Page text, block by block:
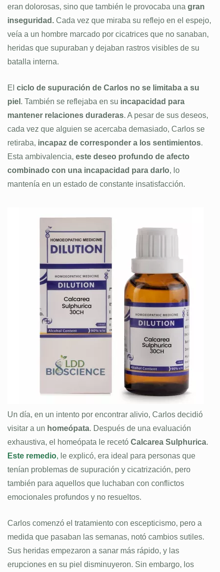
eran dolorosas, sino que también le provocaba una gran
inseguridad. Cada vez que miraba su reflejo en el espejo,
veía a un hombre marcado por cicatrices que no sanaban,
heridas que supuraban y dejaban rastros visibles de su
batalla interna.
El ciclo de supuración de Carlos no se limitaba a su
piel . También se reflejaba en su incapacidad para
mantener relaciones duraderas. A pesar de sus deseos,
cada vez que alguien se acercaba demasiado, Carlos se
retiraba, incapaz de corresponder a los sentimientos.
Esta ambivalencia, este deseo profundo de afecto
combinado con una incapacidad para darlo, lo
mantenía en un estado de constante insatisfacción.
Un día, en un intento por encontrar alivio, Carlos decidió
visitar a un homeópata. Después de una evaluación
exhaustiva, el homeópata le recetó Calcarea Sulphurica.
Este remedio, le explicó, era ideal para personas que
tenían problemas de supuración y cicatrización, pero
también para aquellos que luchaban con conflictos
emocionales profundos y no resueltos.
Carlos comenzó el tratamiento con escepticismo, pero a
medida que pasaban las semanas, notó cambios sutiles.
Sus heridas empezaron a sanar más rápido, y las
erupciones en su piel disminuyeron. Sin embargo, los